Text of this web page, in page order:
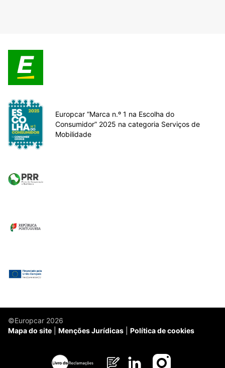
Europcar “Marca n.º 1 na Escolha do
Consumidor” 2025 na categoria Serviços de
Mobilidade
©Europcar 2026
Mapa do site
Menções Jurídicas Política de cookies